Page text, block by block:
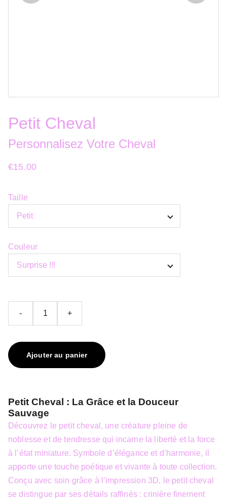
Petit Cheval
Personnalisez Votre Cheval
€15.00
Taille
Couleur
- +
Ajouter au panier
Petit Cheval : La Grâce et la Douceur
Sauvage
Découvrez le petit cheval, une créature pleine de
noblesse et de tendresse qui incarne la liberté et la force
à l’état miniature. Symbole d’élégance et d’harmonie, il
apporte une touche poétique et vivante à toute collection.
Conçu avec soin grâce à l’impression 3D, le petit cheval
se distingue par ses détails raffinés : crinière finement